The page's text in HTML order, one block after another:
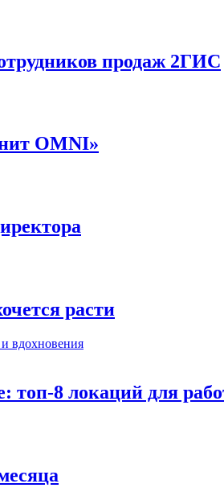
продаж 2ГИС
OMNI»
расти
8 локаций для